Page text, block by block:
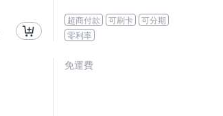
超商付款 可刷卡
可分期
零利率
免運費